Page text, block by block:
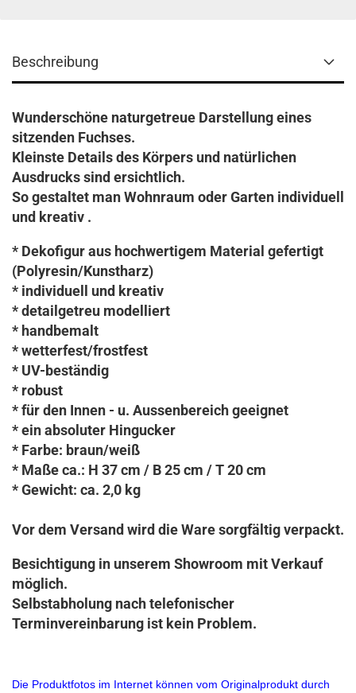
Beschreibung
Wunderschöne naturgetreue Darstellung eines
sitzenden Fuchses.
Kleinste Details des Körpers und natürlichen
Ausdrucks sind ersichtlich.
So gestaltet man Wohnraum oder Garten individuell
und kreativ .
* Dekofigur aus hochwertigem Material gefertigt
(Polyresin/Kunstharz)
* individuell und kreativ
* detailgetreu modelliert
* handbemalt
* wetterfest/frostfest
* UV-beständig
* robust
* für den Innen - u. Aussenbereich geeignet
* ein absoluter Hingucker
* Farbe: braun/weiß
* Maße ca.: H 37 cm / B 25 cm / T 20 cm
* Gewicht: ca. 2,0 kg
Vor dem Versand wird die Ware sorgfältig verpackt.
Besichtigung in unserem Showroom mit Verkauf
möglich.
Selbstabholung nach telefonischer
Terminvereinbarung ist kein Problem.
Die Produktfotos im Internet können vom Originalprodukt durch